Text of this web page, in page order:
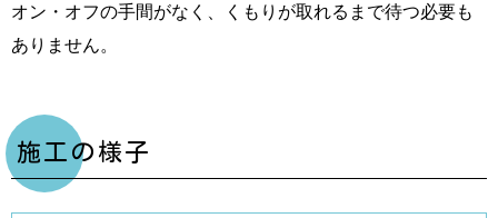
オン・オフの手間がなく、くもりが取れるまで待つ必要も
ありません。
施工の様子